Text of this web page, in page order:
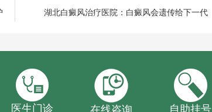
湖北白癜风治疗医院：白癜风会遗传给下一代
医生门诊 在线咨询 自助挂号